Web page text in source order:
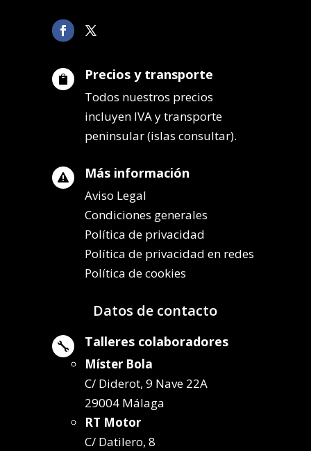
 Precios y transporte
Todos nuestros precios
incluyen IVA y transporte
peninsular (islas consultar).
 Más información
Aviso Legal
Condiciones generales
Política de privacidad
Política de privacidad en redes
Política de cookies
Datos de contacto
 Talleres colaboradores
Míster Bola
C/ Diderot, 9 Nave 22A
29004 Málaga
RT Motor
C/ Datilero, 8